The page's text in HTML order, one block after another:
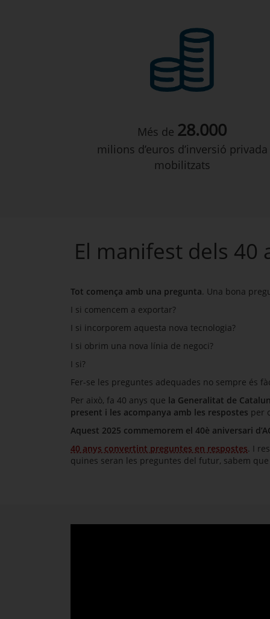
Més de 28.000
milions d’euros d’inversió privada
mobilitzats
El manifest dels 40
Tot comença amb una pregunta. Una bona
I si comencem a exportar?
I si incorporem aquesta nova tecnologia?
I si obrim una nova línia de negoci?
I si?
Fer-se les preguntes adequades no sempre és
Per això, fa 40 anys que la Generalitat de
present i les acompanya amb les respostes per
Aquest 2025 commemorem el 40è aniversari
40 anys convertint preguntes en respostes. I
quines seran les preguntes del futur, sabem que